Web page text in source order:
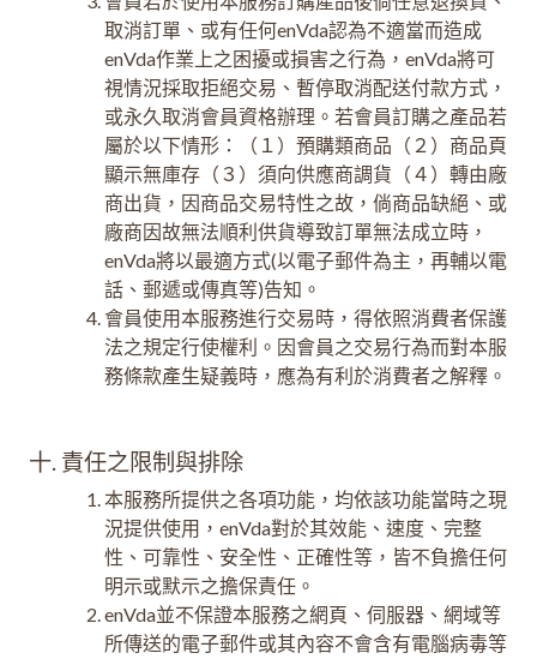
取消訂單、或有任何enVda認為不適當而造成
enVda作業上之困擾或損害之行為，enVda將可
視情況採取拒絕交易、暫停取消配送付款方式，
或永久取消會員資格辦理。若會員訂購之產品若
屬於以下情形：（１）預購類商品（２）商品頁
顯示無庫存（３）須向供應商調貨（４）轉由廠
商出貨，因商品交易特性之故，倘商品缺絕、或
廠商因故無法順利供貨導致訂單無法成立時，
enVda將以最適方式(以電子郵件為主，再輔以電
話、郵遞或傳真等)告知。
會員使用本服務進行交易時，得依照消費者保護
法之規定行使權利。因會員之交易行為而對本服
務條款產生疑義時，應為有利於消費者之解釋。
十. 責任之限制與排除
本服務所提供之各項功能，均依該功能當時之現
況提供使用，enVda對於其效能、速度、完整
性、可靠性、安全性、正確性等，皆不負擔任何
明示或默示之擔保責任。
enVda並不保證本服務之網頁、伺服器、網域等
所傳送的電子郵件或其內容不會含有電腦病毒等